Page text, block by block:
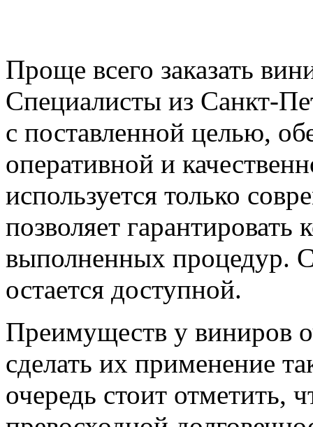
Проще всего заказать
Специалисты из Санкт-
с поставленной целью,
оперативной и
используется только
позволяет
выполненных процедур.
остается доступной.
Преимуществ у виниров
сделать их применение
очередь стоит отметить,